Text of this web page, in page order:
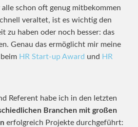
schon oft genug mitbekommen
veraltet, ist es wichtig den
zu haben oder noch besser: das
Genau das ermöglicht mir meine
HR Start-up Award und HR
Referent habe ich in den letzten
Branchen mit großen
erfolgreich Projekte durchgeführt: